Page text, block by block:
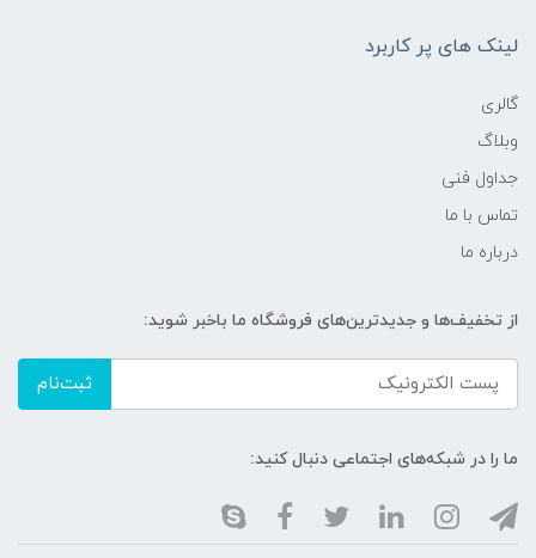
لینک های پر کاربرد
گالری
وبلاگ
جداول فنی
تماس با ما
درباره ما
از تخفیف‌ها و جدیدترین‌های فروشگاه ما باخبر شوید:
ثبت‌نام
ما را در شبکه‌های اجتماعی دنبال کنید: